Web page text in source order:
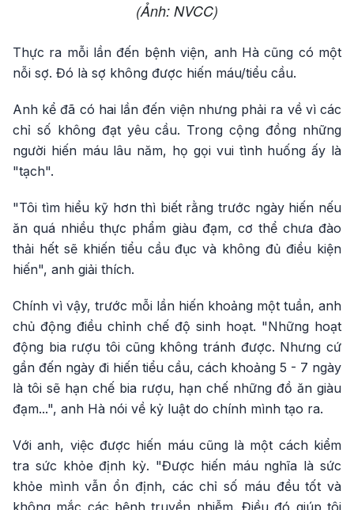
(Ảnh: NVCC)
Thực ra mỗi lần đến bệnh viện, anh Hà cũng có một
nỗi sợ. Đó là sợ không được hiến máu/tiểu cầu.
Anh kể đã có hai lần đến viện nhưng phải ra về vì các
chỉ số không đạt yêu cầu. Trong cộng đồng những
người hiến máu lâu năm, họ gọi vui tình huống ấy là
"tạch".
"Tôi tìm hiểu kỹ hơn thì biết rằng trước ngày hiến nếu
ăn quá nhiều thực phẩm giàu đạm, cơ thể chưa đào
thải hết sẽ khiến tiểu cầu đục và không đủ điều kiện
hiến", anh giải thích.
Chính vì vậy, trước mỗi lần hiến khoảng một tuần, anh
chủ động điều chỉnh chế độ sinh hoạt. "Những hoạt
động bia rượu tôi cũng không tránh được. Nhưng cứ
gần đến ngày đi hiến tiểu cầu, cách khoảng 5 - 7 ngày
là tôi sẽ hạn chế bia rượu, hạn chế những đồ ăn giàu
đạm...", anh Hà nói về kỷ luật do chính mình tạo ra.
Với anh, việc được hiến máu cũng là một cách kiểm
tra sức khỏe định kỳ. "Được hiến máu nghĩa là sức
khỏe mình vẫn ổn định, các chỉ số máu đều tốt và
không mắc các bệnh truyền nhiễm. Điều đó giúp tôi